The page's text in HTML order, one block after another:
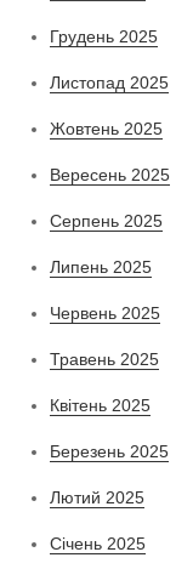
Грудень 2025
Листопад 2025
Жовтень 2025
Вересень 2025
Серпень 2025
Липень 2025
Червень 2025
Травень 2025
Квітень 2025
Березень 2025
Лютий 2025
Січень 2025